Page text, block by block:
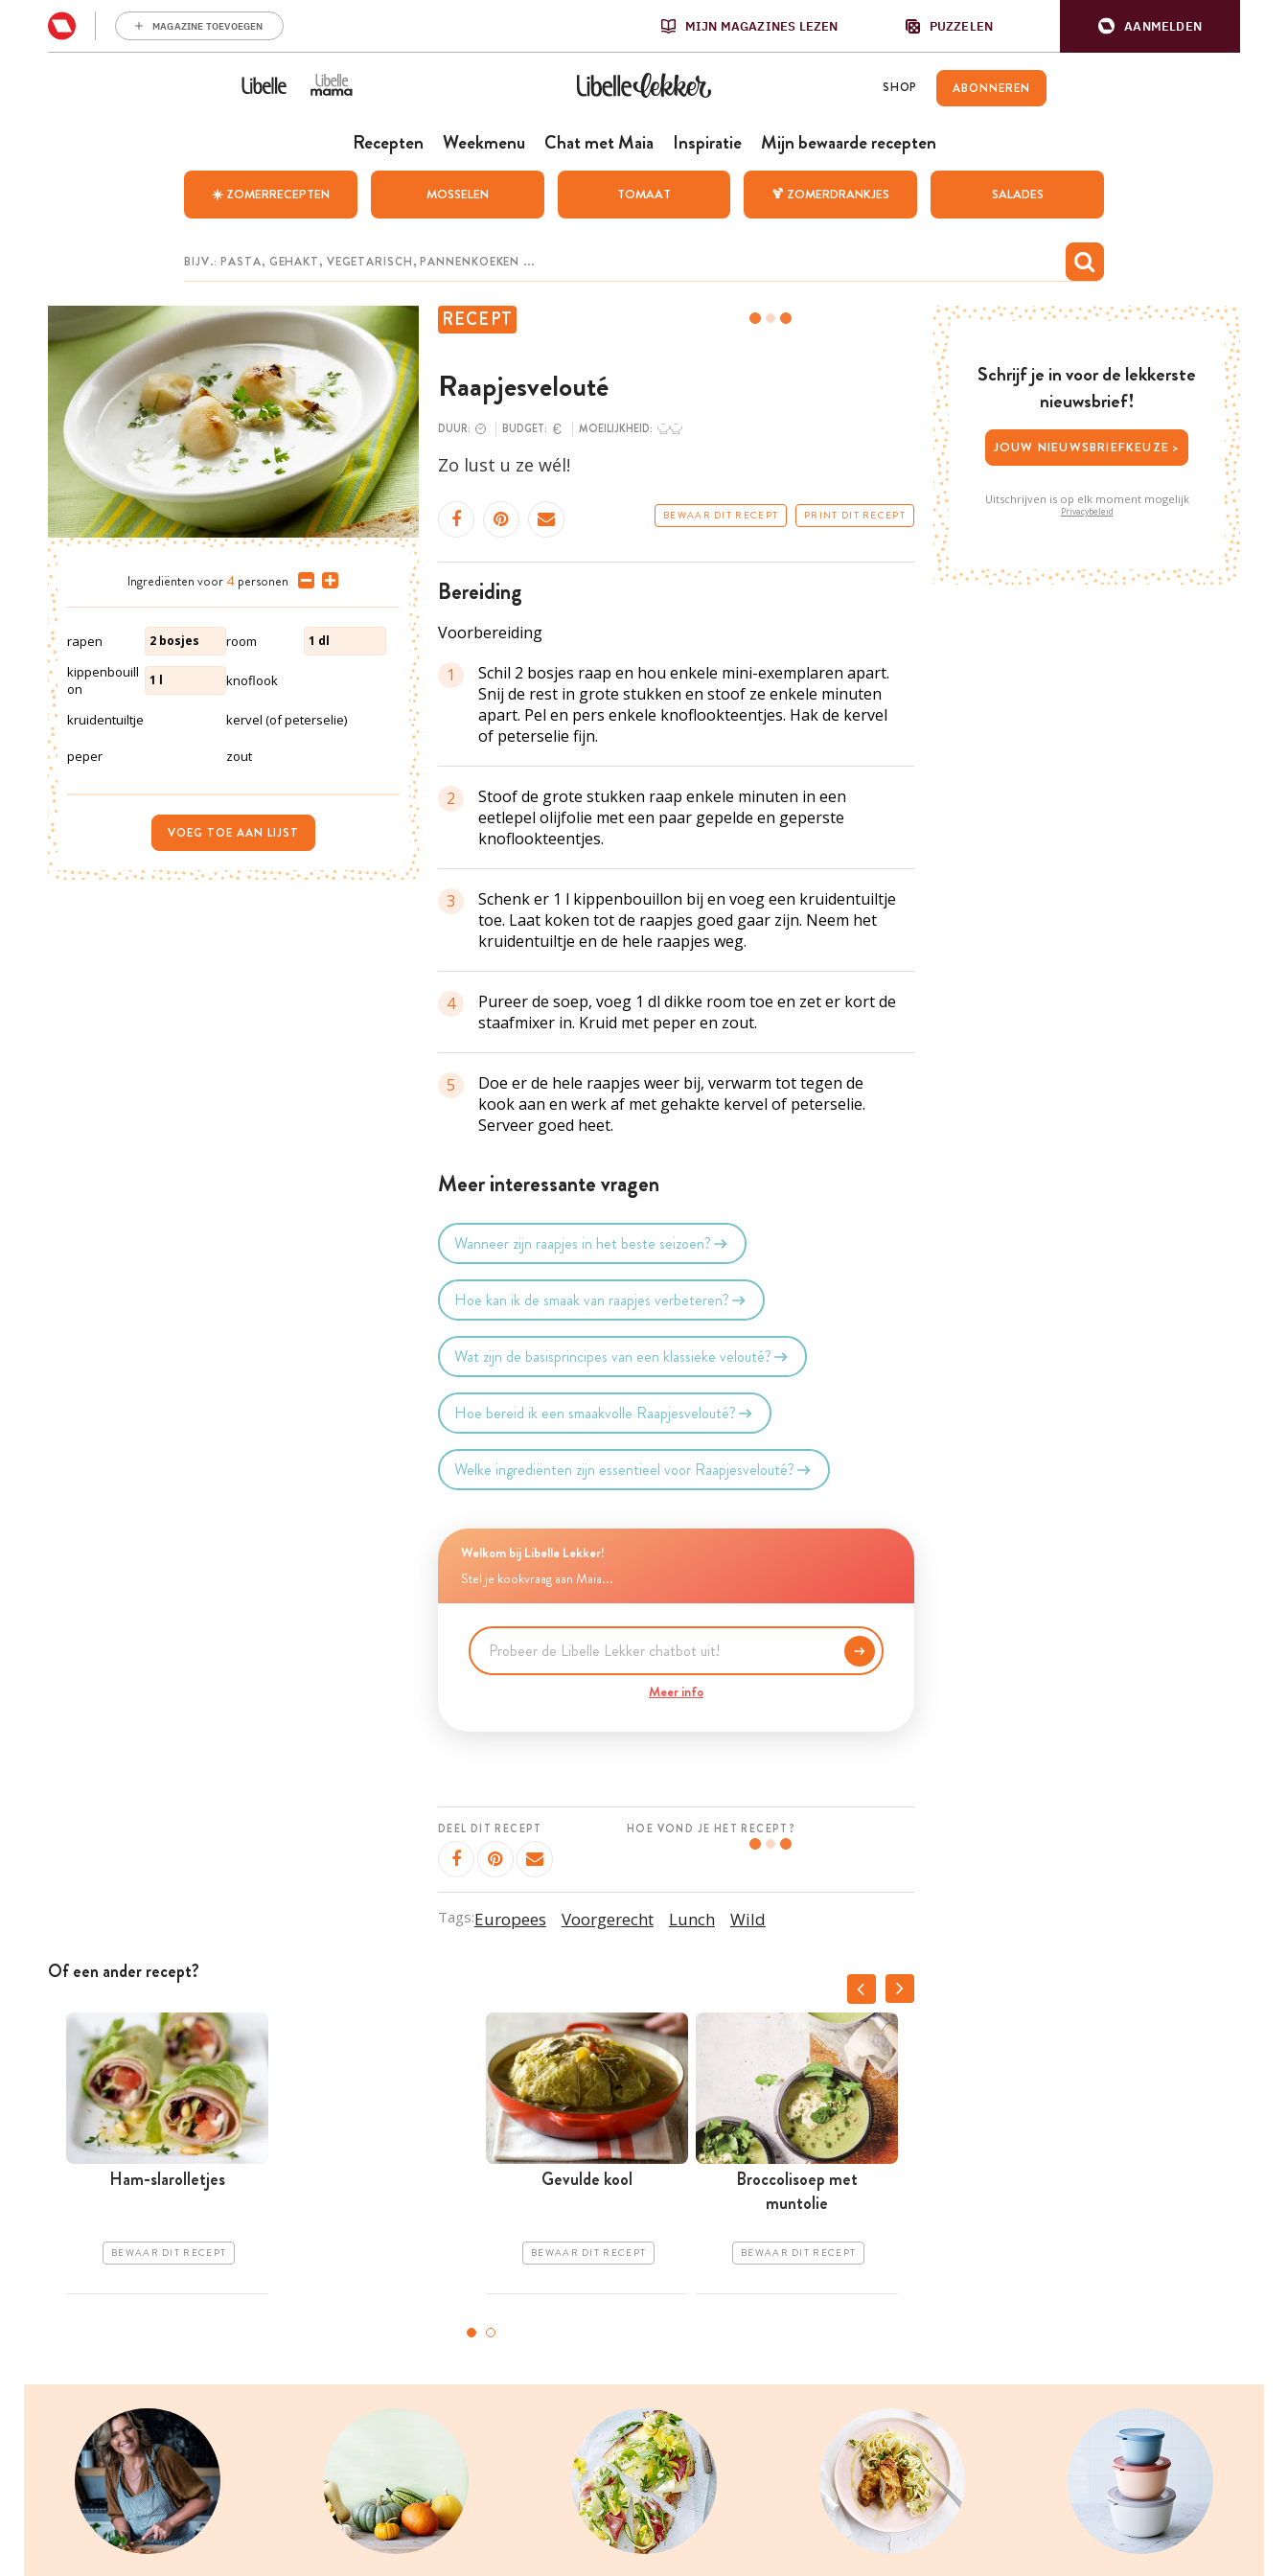
MAGAZINE TOEVOEGEN MIJN MAGAZINES LEZEN PUZZELEN AANMELDEN
SHOP ABONNEREN
Recepten Weekmenu Chat met Maia Inspiratie Mijn bewaarde recepten
☀️ ZOMERRECEPTEN MOSSELEN TOMAAT 🍹 ZOMERDRANKJES SALADES
RECEPT
Raapjesvelouté
DUUR: BUDGET: MOEILIJKHEID:
Zo lust u ze wél!
BEWAAR DIT RECEPT PRINT DIT RECEPT
bereiding
Voorbereiding
1
Schil 2 bosjes raap en hou enkele mini-exemplaren apart.
Snij de rest in grote stukken en stoof ze enkele minuten
apart. Pel en pers enkele knoflookteentjes. Hak de kervel
of peterselie fijn.
2
Stoof de grote stukken raap enkele minuten in een
eetlepel olijfolie met een paar gepelde en geperste
knoflookteentjes.
3
Schenk er 1 l kippenbouillon bij en voeg een kruidentuiltje
toe. Laat koken tot de raapjes goed gaar zijn. Neem het
kruidentuiltje en de hele raapjes weg.
4
Pureer de soep, voeg 1 dl dikke room toe en zet er kort de
staafmixer in. Kruid met peper en zout.
5
Doe er de hele raapjes weer bij, verwarm tot tegen de
kook aan en werk af met gehakte kervel of peterselie.
Serveer goed heet.
Meer interessante vragen
Wanneer zijn raapjes in het beste seizoen?
Hoe kan ik de smaak van raapjes verbeteren?
Wat zijn de basisprincipes van een klassieke velouté?
Hoe bereid ik een smaakvolle Raapjesvelouté?
Welke ingrediënten zijn essentieel voor Raapjesvelouté?
Welkom bij Libelle Lekker!
Stel je kookvraag aan Maia...
Meer info
DEEL DIT RECEPT HOE VOND JE HET RECEPT?
Tags:Europees Voorgerecht Lunch Wild
Ingrediënten voor 4 personen
rapen 2 bosjes room 1 dl
kippenbouill
on
1 l knoflook
kruidentuiltje kervel (of peterselie)
peper zout
VOEG TOE AAN LIJST
Of een ander recept?
Ham-slarolletjes
BEWAAR DIT RECEPT
Gevulde kool
BEWAAR DIT RECEPT
Broccolisoep met
muntolie
BEWAAR DIT RECEPT
Schrijf je in voor de lekkerste
nieuwsbrief!
JOUW NIEUWSBRIEFKEUZE >
Uitschrijven is op elk moment mogelijk
Privacybeleid